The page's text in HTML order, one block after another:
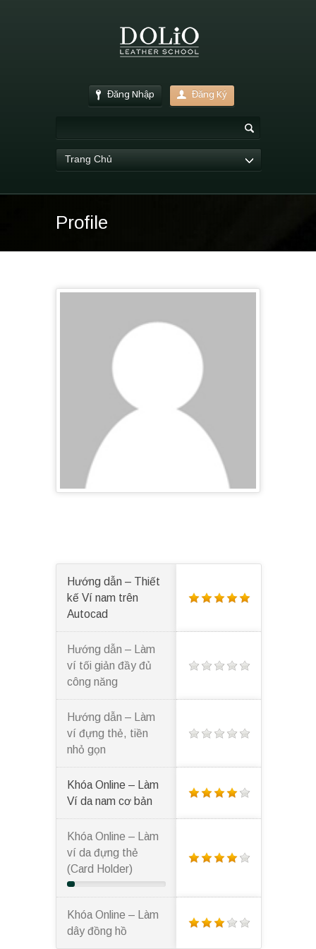
Đăng Nhập Đăng Ký
Trang Chủ
Profile
Hướng dẫn – Thiết
kế Ví nam trên
Autocad
Hướng dẫn – Làm
ví tối giản đầy đủ
công năng
Hướng dẫn – Làm
ví đựng thẻ, tiền
nhỏ gọn
Khóa Online – Làm
Ví da nam cơ bản
Khóa Online – Làm
ví da đựng thẻ
(Card Holder)
Khóa Online – Làm
dây đồng hồ